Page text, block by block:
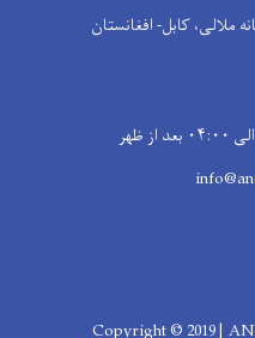
ملالی، کابل- افغانستان
Copyright © 2019 |